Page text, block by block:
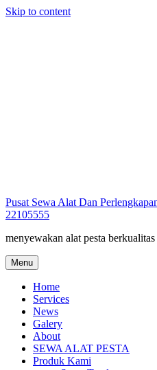
Skip to content
Pusat Sewa Alat Dan
22105555
menyewakan alat pesta
Menu
Home
Services
News
Galery
About
SEWA ALAT PESTA
Produk Kami